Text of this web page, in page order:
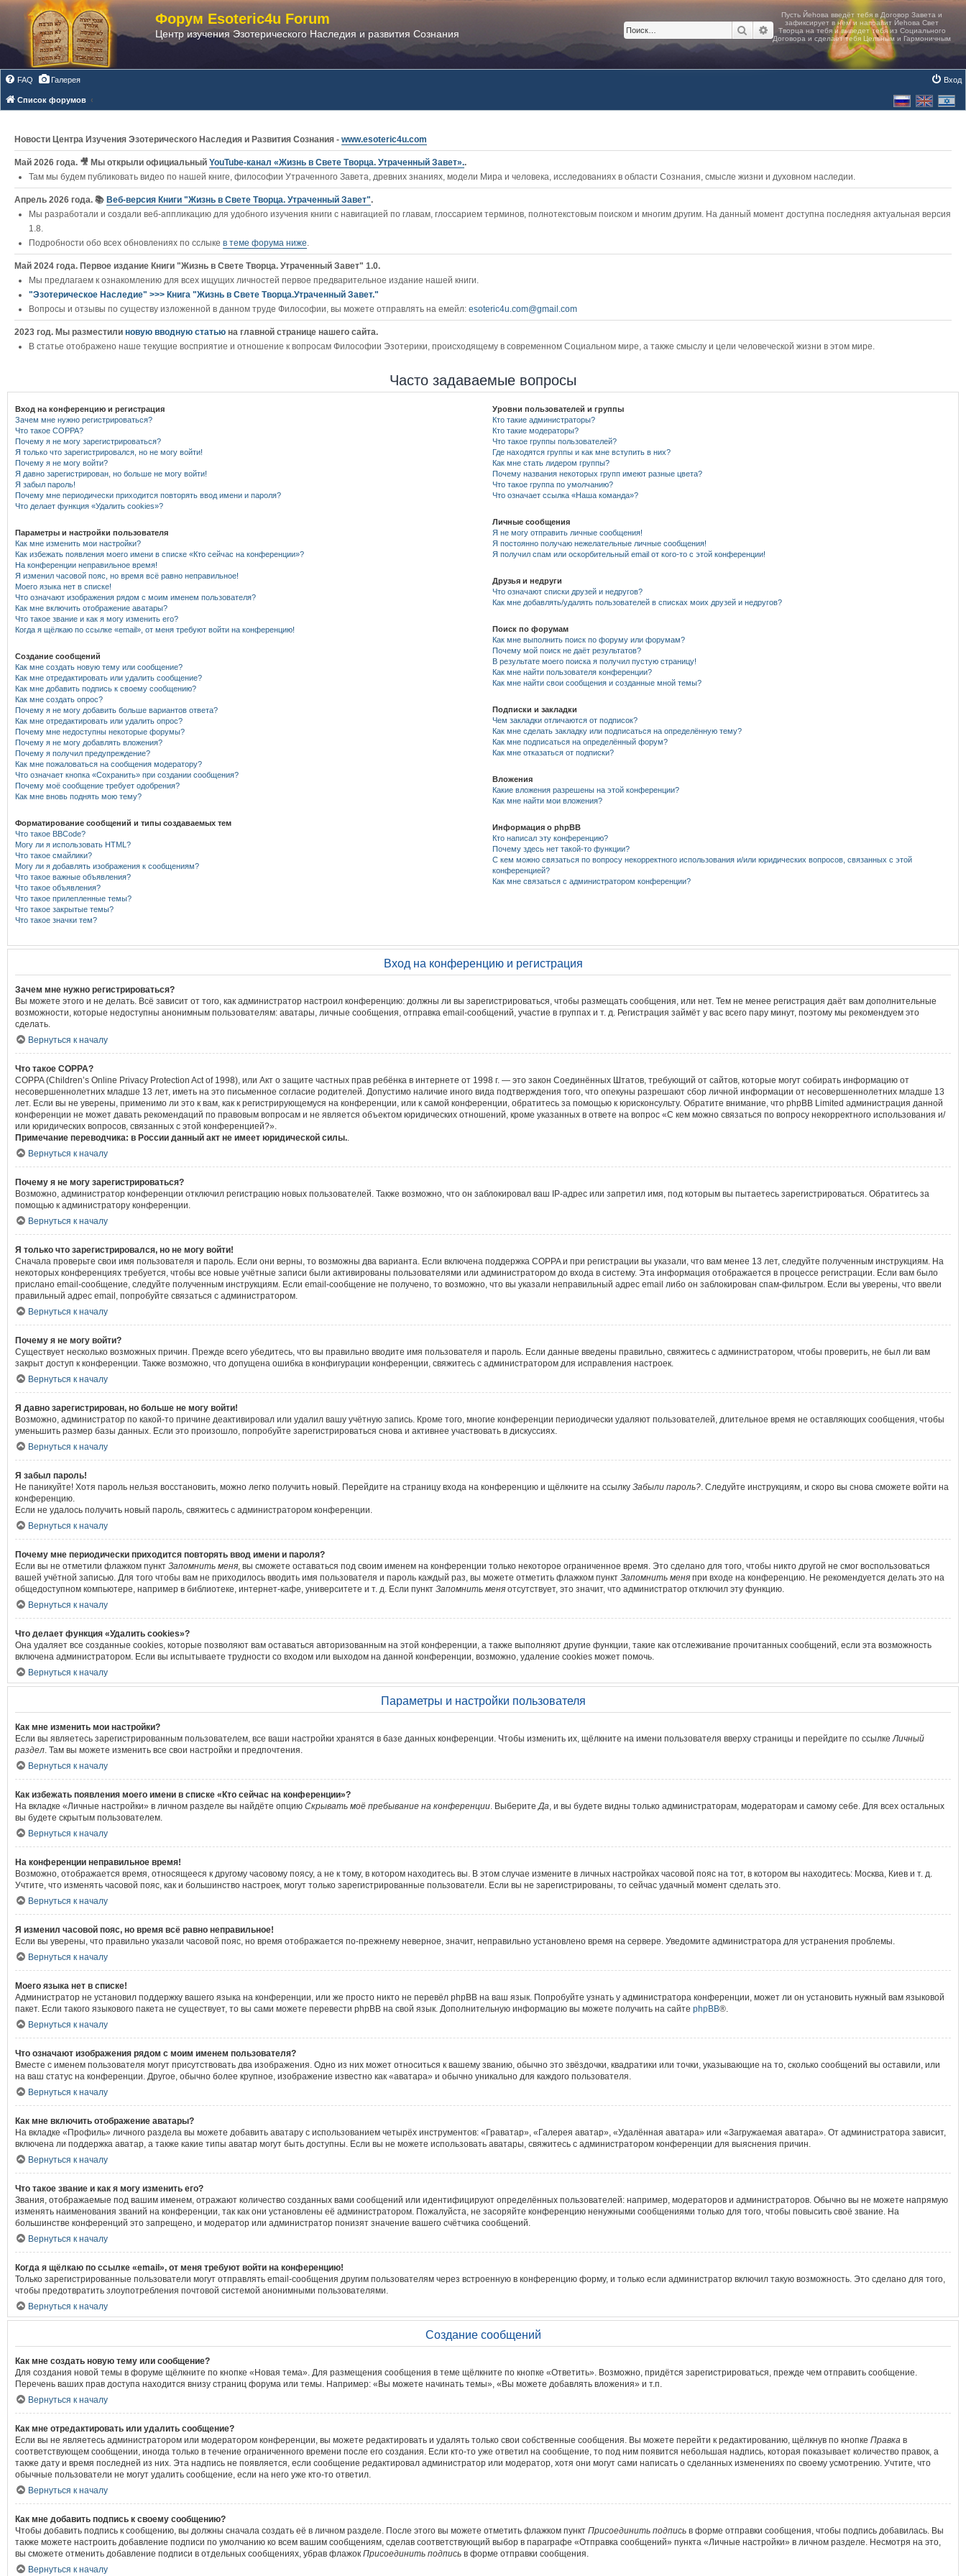
Форум Esoteric4u Forum
Центр изучения Эзотерического Наследия и развития Сознания Поиск Расширенный поиск
FAQ Галерея Вход
Список форумов
Новости Центра Изучения Эзотерического Наследия и Развития Сознания - www.esoteric4u.com
Май 2026 года. 🎥 Мы открыли официальный YouTube‑канал «Жизнь в Свете Творца. Утраченный Завет»..
Там мы будем публиковать видео по нашей книге, философии Утраченного Завета, древних знаниях, модели Мира и человека, исследованиях в области Сознания, смысле жизни и духовном наследии.
Апрель 2026 года. 📚 Веб-версия Книги "Жизнь в Свете Творца. Утраченный Завет".
Мы разработали и создали веб-аппликацию для удобного изучения книги c навигацией по главам, глоссарием терминов, полнотекстовым поиском и многим другим. На данный момент доступна последняя актуальная версия
1.8.
Подробности обо всех обновлениях по сслыке в теме форума ниже.
Май 2024 года. Первое издание Книги "Жизнь в Свете Творца. Утраченный Завет" 1.0.
Мы предлагаем к ознакомлению для всех ищущих личностей первое предварительное издание нашей книги.
"Эзотерическое Наследие" >>> Книга "Жизнь в Свете Творца.Утраченный Завет."
Вопросы и отзывы по существу изложенной в данном труде Философии, вы можете отправлять на емейл: esoteric4u.com@gmail.com
2023 год. Мы разместили новую вводную статью на главной странице нашего сайта.
В статье отображено наше текущие восприятие и отношение к вопросам Философии Эзотерики, происходящему в современном Социальном мире, а также смыслу и цели человеческой жизни в этом мире.
Часто задаваемые вопросы
Вход на конференцию и регистрация
Зачем мне нужно регистрироваться?
Что такое COPPA?
Почему я не могу зарегистрироваться?
Я только что зарегистрировался, но не могу войти!
Почему я не могу войти?
Я давно зарегистрирован, но больше не могу войти!
Я забыл пароль!
Почему мне периодически приходится повторять ввод имени и пароля?
Что делает функция «Удалить cookies»?
Параметры и настройки пользователя
Как мне изменить мои настройки?
Как избежать появления моего имени в списке «Кто сейчас на конференции»?
На конференции неправильное время!
Я изменил часовой пояс, но время всё равно неправильное!
Моего языка нет в списке!
Что означают изображения рядом с моим именем пользователя?
Как мне включить отображение аватары?
Что такое звание и как я могу изменить его?
Когда я щёлкаю по ссылке «email», от меня требуют войти на конференцию!
Создание сообщений
Как мне создать новую тему или сообщение?
Как мне отредактировать или удалить сообщение?
Как мне добавить подпись к своему сообщению?
Как мне создать опрос?
Почему я не могу добавить больше вариантов ответа?
Как мне отредактировать или удалить опрос?
Почему мне недоступны некоторые форумы?
Почему я не могу добавлять вложения?
Почему я получил предупреждение?
Как мне пожаловаться на сообщения модератору?
Что означает кнопка «Сохранить» при создании сообщения?
Почему моё сообщение требует одобрения?
Как мне вновь поднять мою тему?
Форматирование сообщений и типы создаваемых тем
Что такое BBCode?
Могу ли я использовать HTML?
Что такое смайлики?
Могу ли я добавлять изображения к сообщениям?
Что такое важные объявления?
Что такое объявления?
Что такое прилепленные темы?
Что такое закрытые темы?
Что такое значки тем?
Уровни пользователей и группы
Кто такие администраторы?
Кто такие модераторы?
Что такое группы пользователей?
Где находятся группы и как мне вступить в них?
Как мне стать лидером группы?
Почему названия некоторых групп имеют разные цвета?
Что такое группа по умолчанию?
Что означает ссылка «Наша команда»?
Личные сообщения
Я не могу отправить личные сообщения!
Я постоянно получаю нежелательные личные сообщения!
Я получил спам или оскорбительный email от кого-то с этой конференции!
Друзья и недруги
Что означают списки друзей и недругов?
Как мне добавлять/удалять пользователей в списках моих друзей и недругов?
Поиск по форумам
Как мне выполнить поиск по форуму или форумам?
Почему мой поиск не даёт результатов?
В результате моего поиска я получил пустую страницу!
Как мне найти пользователя конференции?
Как мне найти свои сообщения и созданные мной темы?
Подписки и закладки
Чем закладки отличаются от подписок?
Как мне сделать закладку или подписаться на определённую тему?
Как мне подписаться на определённый форум?
Как мне отказаться от подписки?
Вложения
Какие вложения разрешены на этой конференции?
Как мне найти мои вложения?
Информация о phpBB
Кто написал эту конференцию?
Почему здесь нет такой-то функции?
С кем можно связаться по вопросу некорректного использования и/или юридических вопросов, связанных с этой
конференцией?
Как мне связаться с администратором конференции?
Вход на конференцию и регистрация
Зачем мне нужно регистрироваться?
Вы можете этого и не делать. Всё зависит от того, как администратор настроил конференцию: должны ли вы зарегистрироваться, чтобы размещать сообщения, или нет. Тем не менее регистрация даёт вам дополнительные
возможности, которые недоступны анонимным пользователям: аватары, личные сообщения, отправка email-сообщений, участие в группах и т. д. Регистрация займёт у вас всего пару минут, поэтому мы рекомендуем это
сделать.
Вернуться к началу
Что такое COPPA?
COPPA (Children’s Online Privacy Protection Act of 1998), или Акт о защите частных прав ребёнка в интернете от 1998 г. — это закон Соединённых Штатов, требующий от сайтов, которые могут собирать информацию от
несовершеннолетних младше 13 лет, иметь на это письменное согласие родителей. Допустимо наличие иного вида подтверждения того, что опекуны разрешают сбор личной информации от несовершеннолетних младше 13
лет. Если вы не уверены, применимо ли это к вам, как к регистрирующемуся на конференции, или к самой конференции, обратитесь за помощью к юрисконсульту. Обратите внимание, что phpBB Limited администрация данной
конференции не может давать рекомендаций по правовым вопросам и не является объектом юридических отношений, кроме указанных в ответе на вопрос «С кем можно связаться по вопросу некорректного использования и/
или юридических вопросов, связанных с этой конференцией?».
Примечание переводчика: в России данный акт не имеет юридической силы..
Вернуться к началу
Почему я не могу зарегистрироваться?
Возможно, администратор конференции отключил регистрацию новых пользователей. Также возможно, что он заблокировал ваш IP-адрес или запретил имя, под которым вы пытаетесь зарегистрироваться. Обратитесь за
помощью к администратору конференции.
Вернуться к началу
Я только что зарегистрировался, но не могу войти!
Сначала проверьте свои имя пользователя и пароль. Если они верны, то возможны два варианта. Если включена поддержка COPPA и при регистрации вы указали, что вам менее 13 лет, следуйте полученным инструкциям. На
некоторых конференциях требуется, чтобы все новые учётные записи были активированы пользователями или администратором до входа в систему. Эта информация отображается в процессе регистрации. Если вам было
прислано email-сообщение, следуйте полученным инструкциям. Если email-сообщение не получено, то возможно, что вы указали неправильный адрес email либо он заблокирован спам-фильтром. Если вы уверены, что ввели
правильный адрес email, попробуйте связаться с администратором.
Вернуться к началу
Почему я не могу войти?
Существует несколько возможных причин. Прежде всего убедитесь, что вы правильно вводите имя пользователя и пароль. Если данные введены правильно, свяжитесь с администратором, чтобы проверить, не был ли вам
закрыт доступ к конференции. Также возможно, что допущена ошибка в конфигурации конференции, свяжитесь с администратором для исправления настроек.
Вернуться к началу
Я давно зарегистрирован, но больше не могу войти!
Возможно, администратор по какой-то причине деактивировал или удалил вашу учётную запись. Кроме того, многие конференции периодически удаляют пользователей, длительное время не оставляющих сообщения, чтобы
уменьшить размер базы данных. Если это произошло, попробуйте зарегистрироваться снова и активнее участвовать в дискуссиях.
Вернуться к началу
Я забыл пароль!
Не паникуйте! Хотя пароль нельзя восстановить, можно легко получить новый. Перейдите на страницу входа на конференцию и щёлкните на ссылку Забыли пароль?. Следуйте инструкциям, и скоро вы снова сможете войти на
конференцию.
Если не удалось получить новый пароль, свяжитесь с администратором конференции.
Вернуться к началу
Почему мне периодически приходится повторять ввод имени и пароля?
Если вы не отметили флажком пункт Запомнить меня, вы сможете оставаться под своим именем на конференции только некоторое ограниченное время. Это сделано для того, чтобы никто другой не смог воспользоваться
вашей учётной записью. Для того чтобы вам не приходилось вводить имя пользователя и пароль каждый раз, вы можете отметить флажком пункт Запомнить меня при входе на конференцию. Не рекомендуется делать это на
общедоступном компьютере, например в библиотеке, интернет-кафе, университете и т. д. Если пункт Запомнить меня отсутствует, это значит, что администратор отключил эту функцию.
Вернуться к началу
Что делает функция «Удалить cookies»?
Она удаляет все созданные cookies, которые позволяют вам оставаться авторизованным на этой конференции, а также выполняют другие функции, такие как отслеживание прочитанных сообщений, если эта возможность
включена администратором. Если вы испытываете трудности со входом или выходом на данной конференции, возможно, удаление cookies может помочь.
Вернуться к началу
Параметры и настройки пользователя
Как мне изменить мои настройки?
Если вы являетесь зарегистрированным пользователем, все ваши настройки хранятся в базе данных конференции. Чтобы изменить их, щёлкните на имени пользователя вверху страницы и перейдите по ссылкеЛичный
раздел. Там вы можете изменить все свои настройки и предпочтения.
Вернуться к началу
Как избежать появления моего имени в списке «Кто сейчас на конференции»?
На вкладке «Личные настройки» в личном разделе вы найдёте опцию Скрывать моё пребывание на конференции. ВыберитеДа, и вы будете видны только администраторам, модераторам и самому себе. Для всех остальных
вы будете скрытым пользователем.
Вернуться к началу
На конференции неправильное время!
Возможно, отображается время, относящееся к другому часовому поясу, а не к тому, в котором находитесь вы. В этом случае измените в личных настройках часовой пояс на тот, в котором вы находитесь: Москва, Киев и т. д.
Учтите, что изменять часовой пояс, как и большинство настроек, могут только зарегистрированные пользователи. Если вы не зарегистрированы, то сейчас удачный момент сделать это.
Вернуться к началу
Я изменил часовой пояс, но время всё равно неправильное!
Если вы уверены, что правильно указали часовой пояс, но время отображается по-прежнему неверное, значит, неправильно установлено время на сервере. Уведомите администратора для устранения проблемы.
Вернуться к началу
Моего языка нет в списке!
Администратор не установил поддержку вашего языка на конференции, или же просто никто не перевёл phpBB на ваш язык. Попробуйте узнать у администратора конференции, может ли он установить нужный вам языковой
пакет. Если такого языкового пакета не существует, то вы сами можете перевести phpBB на свой язык. Дополнительную информацию вы можете получить на сайте phpBB®.
Вернуться к началу
Что означают изображения рядом с моим именем пользователя?
Вместе с именем пользователя могут присутствовать два изображения. Одно из них может относиться к вашему званию, обычно это звёздочки, квадратики или точки, указывающие на то, сколько сообщений вы оставили, или
на ваш статус на конференции. Другое, обычно более крупное, изображение известно как «аватара» и обычно уникально для каждого пользователя.
Вернуться к началу
Как мне включить отображение аватары?
На вкладке «Профиль» личного раздела вы можете добавить аватару с использованием четырёх инструментов: «Граватар», «Галерея аватар», «Удалённая аватара» или «Загружаемая аватара». От администратора зависит,
включена ли поддержка аватар, а также какие типы аватар могут быть доступны. Если вы не можете использовать аватары, свяжитесь с администратором конференции для выяснения причин.
Вернуться к началу
Что такое звание и как я могу изменить его?
Звания, отображаемые под вашим именем, отражают количество созданных вами сообщений или идентифицируют определённых пользователей: например, модераторов и администраторов. Обычно вы не можете напрямую
изменять наименования званий на конференции, так как они установлены её администратором. Пожалуйста, не засоряйте конференцию ненужными сообщениями только для того, чтобы повысить своё звание. На
большинстве конференций это запрещено, и модератор или администратор понизят значение вашего счётчика сообщений.
Вернуться к началу
Когда я щёлкаю по ссылке «email», от меня требуют войти на конференцию!
Только зарегистрированные пользователи могут отправлять email-сообщения другим пользователям через встроенную в конференцию форму, и только если администратор включил такую возможность. Это сделано для того,
чтобы предотвратить злоупотребления почтовой системой анонимными пользователями.
Вернуться к началу
Создание сообщений
Как мне создать новую тему или сообщение?
Для создания новой темы в форуме щёлкните по кнопке «Новая тема». Для размещения сообщения в теме щёлкните по кнопке «Ответить». Возможно, придётся зарегистрироваться, прежде чем отправить сообщение.
Перечень ваших прав доступа находится внизу страниц форума или темы. Например: «Вы можете начинать темы», «Вы можете добавлять вложения» и т.п.
Вернуться к началу
Как мне отредактировать или удалить сообщение?
Если вы не являетесь администратором или модератором конференции, вы можете редактировать и удалять только свои собственные сообщения. Вы можете перейти к редактированию, щёлкнув по кнопке Правка в
соответствующем сообщении, иногда только в течение ограниченного времени после его создания. Если кто-то уже ответил на сообщение, то под ним появится небольшая надпись, которая показывает количество правок, а
также дату и время последней из них. Эта надпись не появляется, если сообщение редактировал администратор или модератор, хотя они могут сами написать о сделанных изменениях по своему усмотрению. Учтите, что
обычные пользователи не могут удалить сообщение, если на него уже кто-то ответил.
Вернуться к началу
Как мне добавить подпись к своему сообщению?
Чтобы добавить подпись к сообщению, вы должны сначала создать её в личном разделе. После этого вы можете отметить флажком пункт Присоединить подпись в форме отправки сообщения, чтобы подпись добавилась. Вы
также можете настроить добавление подписи по умолчанию ко всем вашим сообщениям, сделав соответствующий выбор в параграфе «Отправка сообщений» пункта «Личные настройки» в личном разделе. Несмотря на это,
вы сможете отменить добавление подписи в отдельных сообщениях, убрав флажок Присоединить подпись в форме отправки сообщения.
Вернуться к началу